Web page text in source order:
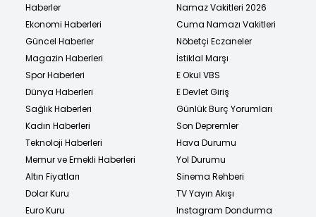
Haberler
Ekonomi Haberleri
Güncel Haberler
Magazin Haberleri
Spor Haberleri
Dünya Haberleri
Sağlık Haberleri
Kadın Haberleri
Teknoloji Haberleri
Memur ve Emekli Haberleri
Altın Fiyatları
Dolar Kuru
Euro Kuru
Namaz Vakitleri 2026
Cuma Namazı Vakitleri
Nöbetçi Eczaneler
İstiklal Marşı
E Okul VBS
E Devlet Giriş
Günlük Burç Yorumları
Son Depremler
Hava Durumu
Yol Durumu
Sinema Rehberi
TV Yayın Akışı
Instagram Dondurma